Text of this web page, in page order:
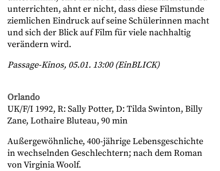
unterrichten, ahnt er nicht, dass diese Filmstunde
ziemlichen Eindruck auf seine Schülerinnen macht
und sich der Blick auf Film für viele nachhaltig
verändern wird.
Passage-Kinos, 05.01. 13:00 (EinBLICK)
Orlando
UK/F/I 1992, R: Sally Potter, D: Tilda Swinton, Billy
Zane, Lothaire Bluteau, 90 min
Außergewöhnliche, 400-jährige Lebensgeschichte
in wechselnden Geschlechtern; nach dem Roman
von Virginia Woolf.